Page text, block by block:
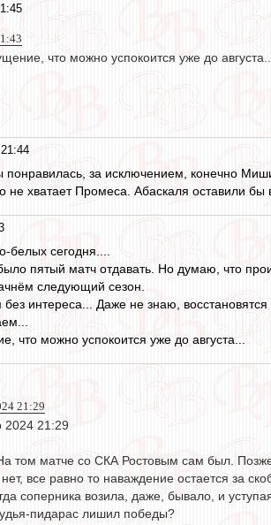
что можно успокоится уже до
понравилась, за исключением, конечно
не хватает Промеса. Абаскаля оставили бы
белых сегодня....
пятый матч отдавать. Но думаю, что
следующий сезон.
интереса... Даже не знаю,
что можно успокоится уже до августа...
21:29
21:29
том матче со СКА Ростовым сам был.
все равно то наваждение остается за
соперника возила, даже, бывало, и
пидарас лишил победы?